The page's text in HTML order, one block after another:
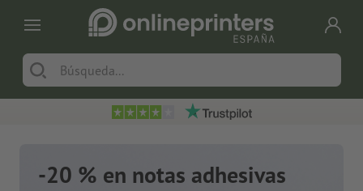
-20 % en notas adhesivas